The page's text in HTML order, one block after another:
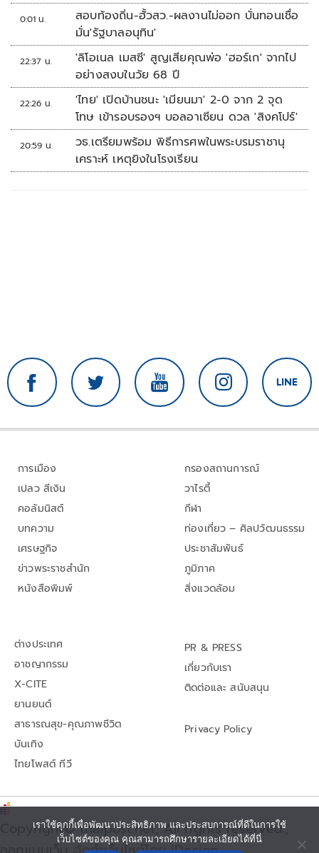
0:01 น.
สอบท้องถิ่น-ฮั้วสว.-ผลงานไม่ออก บั่นทอนเชื่อ
มั่น'รัฐบาลอนุทิน'
22:37 น.
'ลิโอเนล เมสซี' สูญเสียคุณพ่อ 'ฮอร์เก' จากไป
อย่างสงบในวัย 68 ปี
22:26 น.
'ไทย' เปิดบ้านชนะ 'เมียนมา' 2-0 จาก 2 จุด
โทษ เข้ารอบรองฯ บอลอาเซียน ดวล 'สิงคโปร์'
20:59 น.
วธ.เตรียมพร้อม พิธีการศพในพระบรมราชานุ
เคราะห์ เหตุยิงในโรงเรียน
การเมือง
เปลว สีเงิน
คอลัมนิสต์
บทความ
เศรษฐกิจ
ข่าวพระราชสำนัก
หนังสือพิมพ์
กรองสถานการณ์
วาไรตี้
กีฬา
ท่องเที่ยว – ศิลปวัฒนธรรม
ประชาสัมพันธ์
ภูมิภาค
สิ่งแวดล้อม
ต่างประเทศ
อาชญากรรม
X-CITE
ยานยนต์
สาธารณสุข-คุณภาพชีวิต
บันเทิง
ไทยโพสต์ ทีวี
PR & PRESS
เกี่ยวกับเรา
ติดต่อและ สนับสนุน
Privacy Policy
Copyright© thaipost.net, All rights reserved.,
เราใช้คุกกี้เพื่อพัฒนาประสิทธิภาพ และประสบการณ์ที่ดีในการใช้
เว็บไซต์ของคุณ คุณสามารถศึกษารายละเอียดได้ที่นี่